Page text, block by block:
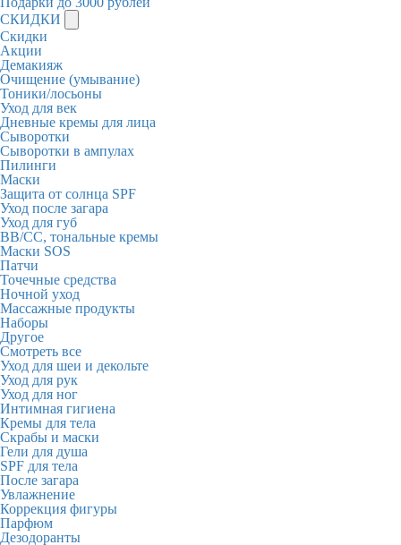
СКИДКИ
Скидки
Акции
Демакияж
Очищение (умывание)
Тоники/лосьоны
Уход для век
Дневные кремы для лица
Сыворотки
Сыворотки в ампулах
Пилинги
Маски
Защита от солнца SPF
Уход после загара
Уход для губ
BB/CC, тональные кремы
Маски SOS
Патчи
Точечные средства
Ночной уход
Массажные продукты
Наборы
Другое
Смотреть все
Уход для шеи и декольте
Уход для рук
Уход для ног
Интимная гигиена
Кремы для тела
Скрабы и маски
Гели для душа
SPF для тела
После загара
Увлажнение
Коррекция фигуры
Парфюм
Дезодоранты